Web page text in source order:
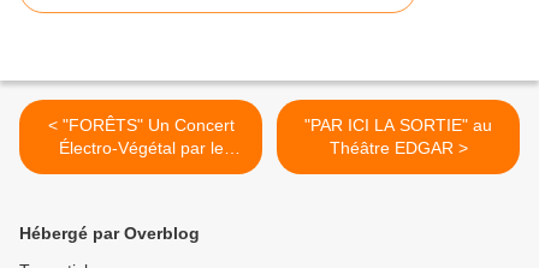
< "FORÊTS" Un Concert
Électro-Végétal par le
groupe NELSON
"PAR ICI LA SORTIE" au
Théâtre EDGAR >
Hébergé par Overblog